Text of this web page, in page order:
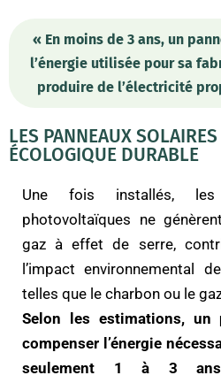
« En moins de 3 ans, un
l’énergie utilisée pour sa
produire de l’électricité
LES PANNEAUX
ÉCOLOGIQUE DURABLE
Une fois installés, les
photovoltaïques ne
gaz à effet de serre,
l’impact environnemental
telles que le charbon ou le
Selon les estimations, un
compenser l’énergie
seulement 1 à 3